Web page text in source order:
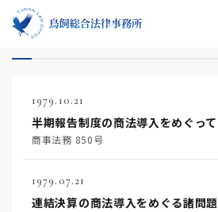
論文：880件
1979.10.21
半期報告制度の商法導入をめぐって
商事法務 850号
1979.07.21
連結決算の商法導入をめぐる諸問題